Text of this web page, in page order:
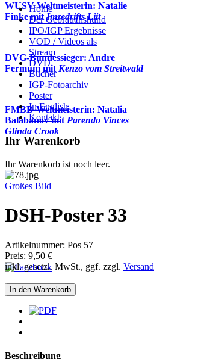
WUSV-Weltmeisterin: Natalie
Finke mitImzedrifts Liit
DVG-Bundessieger: Andre
Fermum mitKenzo vom Streitwald
FMBB-Weltmeisterin: Natalia
Balabanov mitParendo Vinces
Glinda Crook
Home
Der Gebrauchshund
IPO/IGP Ergebnisse
VOD / Videos als
Stream
DVD
Bücher
IGP-Fotoarchiv
Poster
In English
Kontakt
Ihr Warenkorb
Ihr Warenkorb ist noch leer.
Großes Bild
DSH-Poster 33
Artikelnummer: Pos 57
Preis: 9,50 €
inkl. gesetzl. MwSt., ggf. zzgl. Versand
Beschreibung